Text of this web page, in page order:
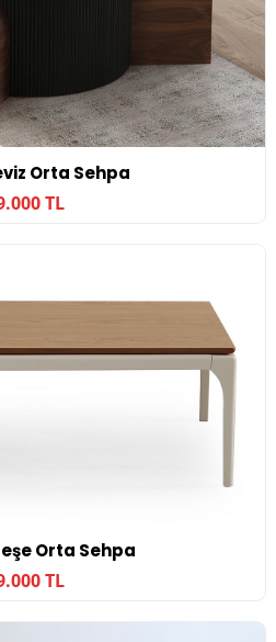
Orta Sehpa
TL
Orta Sehpa
TL